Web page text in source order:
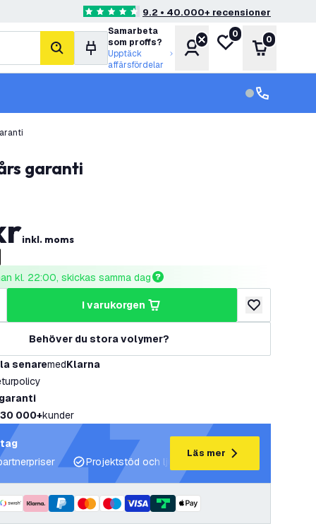
4.6 stjärnbetyg9.2 • 40.000+ recensioner
sök
Samarbeta
som proffs?
Upptäck
affärsfördelar
KontoMin önskelista
0
Varukorg
0
kundservice
kundservice
garanti
inkl. moms
kl. 22:00, skickas samma dag
antal i varukorgen
lägg till i
Behöver du stora volymer?
senaremedKlarna
30 000+kunder
Projektstöd och ljusplaner
Läs mer